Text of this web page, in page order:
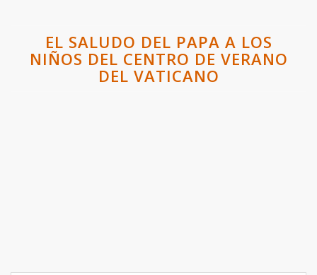
EL SALUDO DEL PAPA A LOS
NIÑOS DEL CENTRO DE VERANO
DEL VATICANO